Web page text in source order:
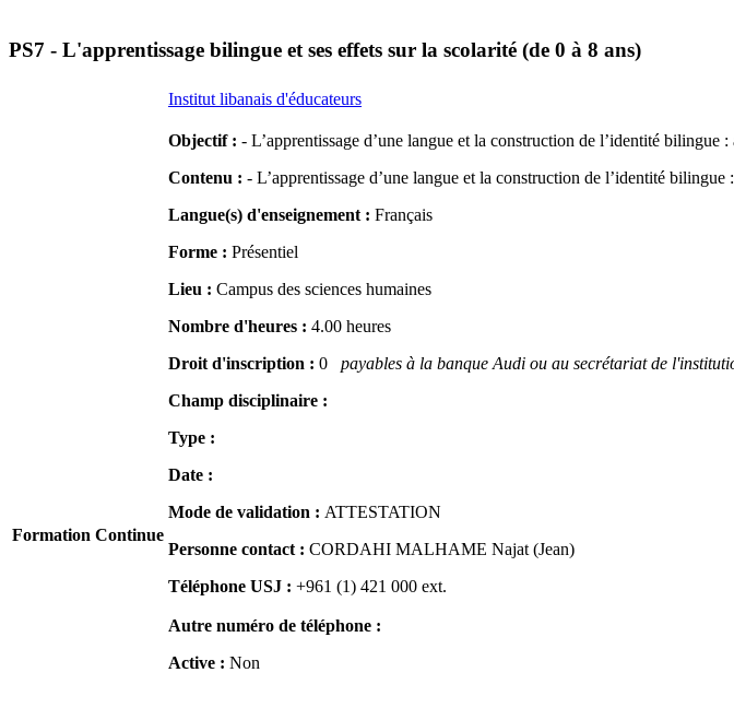
PS7 - L'apprentissage bilingue et ses effets sur la scolarité (de 0 à 8 ans)
Institut libanais d'éducateurs
Formation Continue
Objectif : - L’apprentissage d’une langue et la construction de l’identité
Contenu : - L’apprentissage d’une langue et la construction de l’identité
Langue(s) d'enseignement : Français
Forme : Présentiel
Lieu : Campus des sciences humaines
Nombre d'heures : 4.00 heures
Droit d'inscription : 0 payables à la banque Audi ou au secrétariat de
Champ disciplinaire :
Type :
Date :
Mode de validation : ATTESTATION
Personne contact : CORDAHI MALHAME Najat (Jean)
Téléphone USJ : +961 (1) 421 000 ext.
Autre numéro de téléphone :
Active : Non